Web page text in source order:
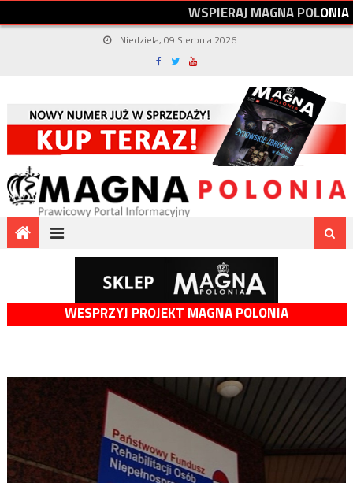
WSPIERAJMAGNAPOLONIA
Niedziela, 09 Sierpnia 2026
WESPRZYJ PROJEKT MAGNA POLONIA